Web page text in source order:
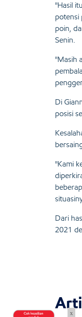
"Hasil
potensi
poin,
Senin.
"Masih
Di
posisi
"Kami
Dari
2021
x